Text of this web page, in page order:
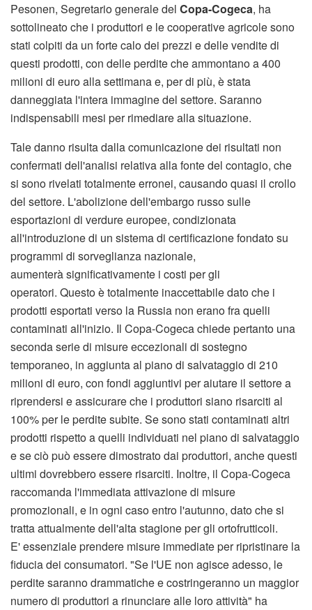
Pesonen, Segretario generale del Copa-Cogeca, ha
sottolineato che i produttori e le cooperative agricole sono
stati colpiti da un forte calo dei prezzi e delle vendite di
questi prodotti, con delle perdite che ammontano a 400
milioni di euro alla settimana e, per di più, è stata
danneggiata l'intera immagine del settore. Saranno
indispensabili mesi per rimediare alla situazione.
Tale danno risulta dalla comunicazione dei risultati non
confermati dell'analisi relativa alla fonte del contagio, che
si sono rivelati totalmente erronei, causando quasi il crollo
del settore. L'abolizione dell'embargo russo sulle
esportazioni di verdure europee, condizionata
all'introduzione di un sistema di certificazione fondato su
programmi di sorveglianza nazionale,
aumenterà significativamente i costi per gli
operatori. Questo è totalmente inaccettabile dato che i
prodotti esportati verso la Russia non erano fra quelli
contaminati all'inizio. Il Copa-Cogeca chiede pertanto una
seconda serie di misure eccezionali di sostegno
temporaneo, in aggiunta al piano di salvataggio di 210
milioni di euro, con fondi aggiuntivi per aiutare il settore a
riprendersi e assicurare che i produttori siano risarciti al
100% per le perdite subite. Se sono stati contaminati altri
prodotti rispetto a quelli individuati nel piano di salvataggio
e se ciò può essere dimostrato dai produttori, anche questi
ultimi dovrebbero essere risarciti. Inoltre, il Copa-Cogeca
raccomanda l'immediata attivazione di misure
promozionali, e in ogni caso entro l'autunno, dato che si
tratta attualmente dell'alta stagione per gli ortofrutticoli.
E' essenziale prendere misure immediate per ripristinare la
fiducia dei consumatori. "Se l'UE non agisce adesso, le
perdite saranno drammatiche e costringeranno un maggior
numero di produttori a rinunciare alle loro attività" ha